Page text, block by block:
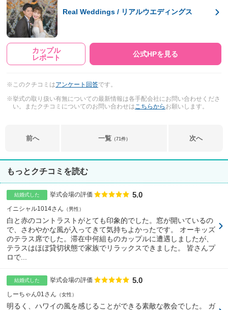
Real Weddings / リアルウエディングス
カップル
レポート
公式HPを見る
※このクチコミはアンケート回答です。
※挙式の取り扱い有無についての最新情報は各手配会社にお問い合わせくださ
い。またクチコミについてのお問い合わせはこちらから お願いします。
前へ 一覧（71件） 次へ
もっとクチコミを読む
結婚式した 挙式会場の評価 点数
5.0
イニシャル1014さん 男性
白と赤のコントラストがとても印象的でした。窓が開いているの
で、さわやかな風が入ってきて気持ちよかったです。 オーキッズ
のテラス席でした。滞在中何組ものカップルに遭遇しましたが、
テラスはほぼ貸切状態で家族でリラックスできました。 皆さんプ
ロで...
結婚式した 挙式会場の評価 点数
5.0
しーちゃん01さん 女性
明るく、ハワイの風を感じることができる素敵な教会でした。 ガ